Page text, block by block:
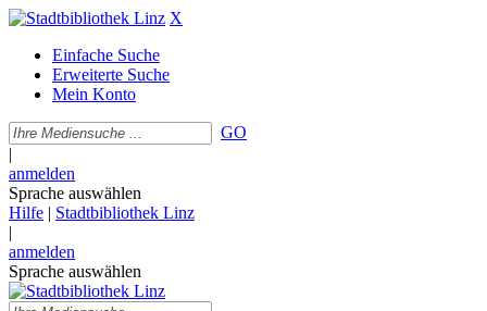
X
Einfache Suche
Erweiterte Suche
Mein Konto
GO
|
anmelden
Sprache auswählen
Hilfe | Stadtbibliothek Linz
|
anmelden
Sprache auswählen